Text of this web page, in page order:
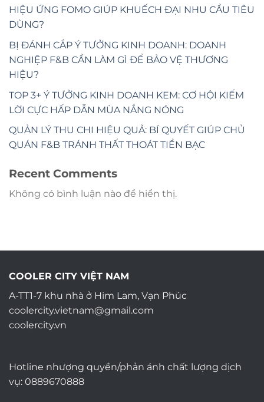
HIỆU ỨNG FOMO GIÚP KHUẾCH ĐẠI NHU CẦU TIÊU
DÙNG?
BỊ ĐÁNH CẮP Ý TƯỞNG KINH DOANH: DOANH
NGHIỆP F&B CẦN LÀM GÌ ĐỂ BẢO VỆ THƯƠNG
HIỆU?
TOP 3+ Ý TƯỞNG KINH DOANH KEM: CƠ HỘI KIẾM
LỜI CỰC HẤP DẪN MÙA NẮNG NÓNG
QUẢN LÝ THU CHI HIỆU QUẢ: BÍ QUYẾT GIÚP CHỦ
QUÁN F&B TRÁNH THẤT THOÁT TIỀN BẠC
Recent Comments
Không có bình luận nào để hiển thị.
COOLER CITY VIỆT NAM
A-TT1-7 khu nhà ở Him Lam, Vạn Phúc
coolercity.vietnam@gmail.com
coolercity.vn
Hotline nhượng quyền/phản ánh chất lượng dịch
vụ: 0889670888